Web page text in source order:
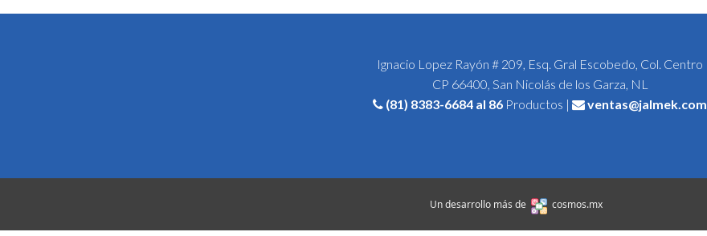
Ignacio Lopez Rayón # 209, Esq. Gral Escobedo, Col. Centro
CP 66400, San Nicolás de los Garza, NL
(81) 8383-6684 al 86 Productos | ventas@jalmek.com
Un desarrollo más de cosmos.mx